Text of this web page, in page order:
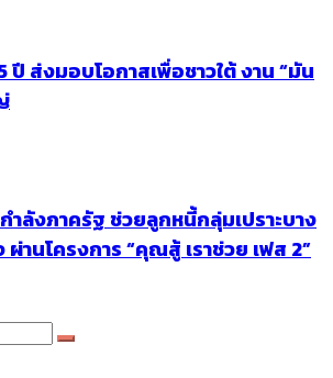
ปี ส่งมอบโอกาสเพื่อชาวใต้ งาน “มัน
ำลังภาครัฐ ช่วยลูกหนี้กลุ่มเปราะบาง
านโครงการ “คุณสู้ เราช่วย เฟส 2”